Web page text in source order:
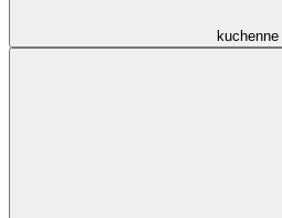
kuchenne